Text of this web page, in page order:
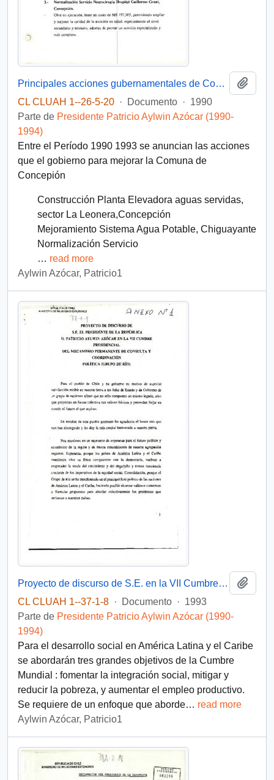
Principales acciones gubernamentales de Concepción entre 1990-1993
CL CLUAH 1--26-5-20 · Documento · 1990
Parte de Presidente Patricio Aylwin Azócar (1990-
1994)
Entre el Período 1990 1993 se anuncian las acciones
que el gobierno para mejorar la Comuna de
Concepión
Construcción Planta Elevadora aguas servidas,
sector La Leonera,Concepción
Mejoramiento Sistema Agua Potable, Chiguayante
Normalización Servicio
… read more
Aylwin Azócar, Patricio1
Proyecto de discurso de S.E. en la VII Cumbre Presidencial
CL CLUAH 1--37-1-8 · Documento · 1993
Parte de Presidente Patricio Aylwin Azócar (1990-
1994)
Para el desarrollo social en América Latina y el Caribe
se abordarán tres grandes objetivos de la Cumbre
Mundial : fomentar la integración social, mitigar y
reducir la pobreza, y aumentar el empleo productivo.
Se requiere de un enfoque que aborde… read more
Aylwin Azócar, Patricio1